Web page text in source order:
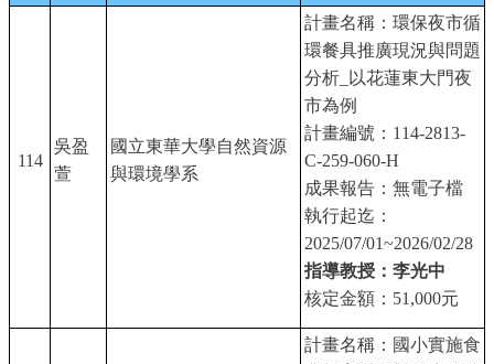
114
吳盈
萱
國立東華大學自然資源
與環境學系
計畫名稱：環保夜市循
環餐具推廣現況與問題
分析_以花蓮東大門夜
市為例
計畫編號：114-2813-
C-259-060-H
成果報告：無電子檔
執行起迄：
2025/07/01~2026/02/28
指導教授：李光中
核定金額：51,000元
計畫名稱： 國小實施食